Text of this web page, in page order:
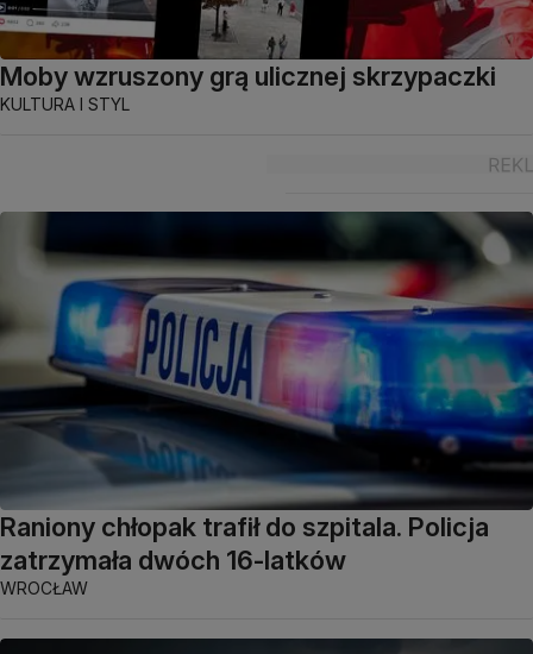
Moby wzruszony grą ulicznej skrzypaczki
KULTURA I STYL
Raniony chłopak trafił do szpitala. Policja
zatrzymała dwóch 16-latków
WROCŁAW